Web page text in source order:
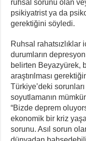
ruhsal sorunu olan
psikiyatrist ya da
gerektiğini söyledi.
Ruhsal
durumların
belirten Beyazyürek,
araştırılması
Türkiye’deki
soyutlamanın
“Bizde deprem
ekonomik bir kriz
sorunu. Asıl sorun